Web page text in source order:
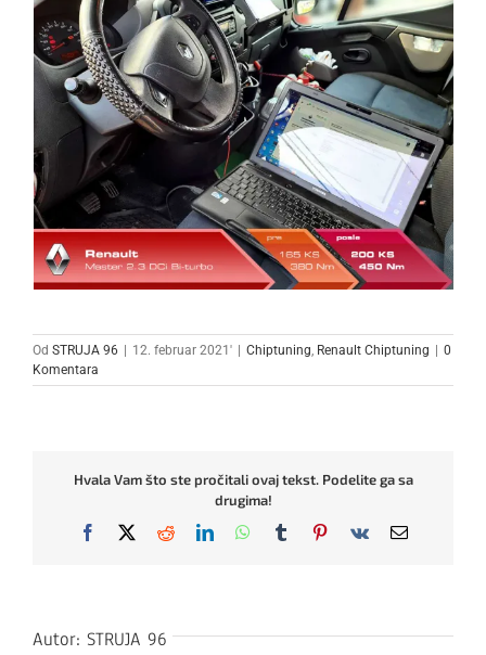
Od STRUJA 96 | 12. februar 2021' | Chiptuning Renault Chiptuning | 0
Komentara
Hvala Vam što ste pročitali ovaj tekst. Podelite ga sa
drugima!
Facebook
X RedditLinkedInWhatsApp
TumblrPinterest
Vk Email
Autor: STRUJA 96